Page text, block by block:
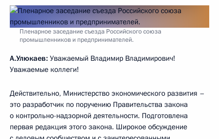
Пленарное заседание съезда Российского союза
промышленников и предпринимателей.
А.Улюкаев: Уважаемый Владимир Владимирович!
Уважаемые коллеги!
Действительно, Министерство экономического развития –
это разработчик по поручению Правительства закона
о контрольно-надзорной деятельности. Подготовлена
первая редакция этого закона. Широкое обсуждение